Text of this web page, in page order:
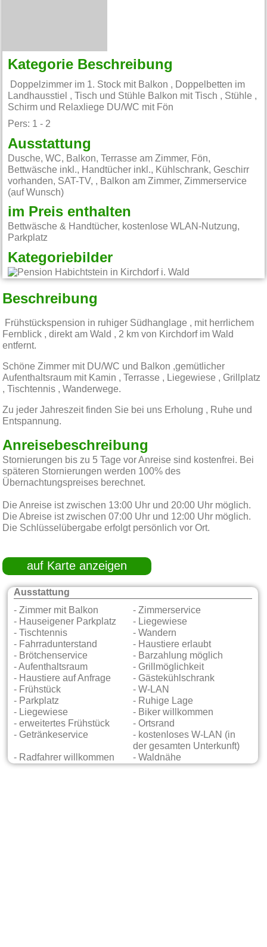
Kategorie Beschreibung
Doppelzimmer im 1. Stock mit Balkon , Doppelbetten im
Landhausstiel , Tisch und Stühle Balkon mit Tisch , Stühle ,
Schirm und Relaxliege DU/WC mit Fön
Pers: 1 - 2
Ausstattung
Dusche, WC, Balkon, Terrasse am Zimmer, Fön,
Bettwäsche inkl., Handtücher inkl., Kühlschrank, Geschirr
vorhanden, SAT-TV, , Balkon am Zimmer, Zimmerservice
(auf Wunsch)
im Preis enthalten
Bettwäsche & Handtücher, kostenlose WLAN-Nutzung,
Parkplatz
Kategoriebilder
Beschreibung
Frühstückspension in ruhiger Südhanglage , mit herrlichem
Fernblick , direkt am Wald , 2 km von Kirchdorf im Wald
entfernt.
Schöne Zimmer mit DU/WC und Balkon ,gemütlicher
Aufenthaltsraum mit Kamin , Terrasse , Liegewiese , Grillplatz
, Tischtennis , Wanderwege.
Zu jeder Jahreszeit finden Sie bei uns Erholung , Ruhe und
Entspannung.
Anreisebeschreibung
Stornierungen bis zu 5 Tage vor Anreise sind kostenfrei. Bei
späteren Stornierungen werden 100% des
Übernachtungspreises berechnet.
Die Anreise ist zwischen 13:00 Uhr und 20:00 Uhr möglich.
Die Abreise ist zwischen 07:00 Uhr und 12:00 Uhr möglich.
Die Schlüsselübergabe erfolgt persönlich vor Ort.
auf Karte anzeigen
Ausstattung
- Zimmer mit Balkon
- Zimmerservice
- Hauseigener Parkplatz
- Liegewiese
- Tischtennis
- Wandern
- Fahrradunterstand
- Haustiere erlaubt
- Brötchenservice
- Barzahlung möglich
- Aufenthaltsraum
- Grillmöglichkeit
- Haustiere auf Anfrage
- Gästekühlschrank
- Frühstück
- W-LAN
- Parkplatz
- Ruhige Lage
- Liegewiese
- Biker willkommen
- erweitertes Frühstück
- Ortsrand
- Getränkeservice
- kostenloses W-LAN (in
der gesamten Unterkunft)
- Radfahrer willkommen
- Waldnähe